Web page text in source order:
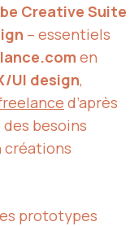
Creative Suite
– essentiels
en
UI design,
d’après
besoins
créations
prototypes